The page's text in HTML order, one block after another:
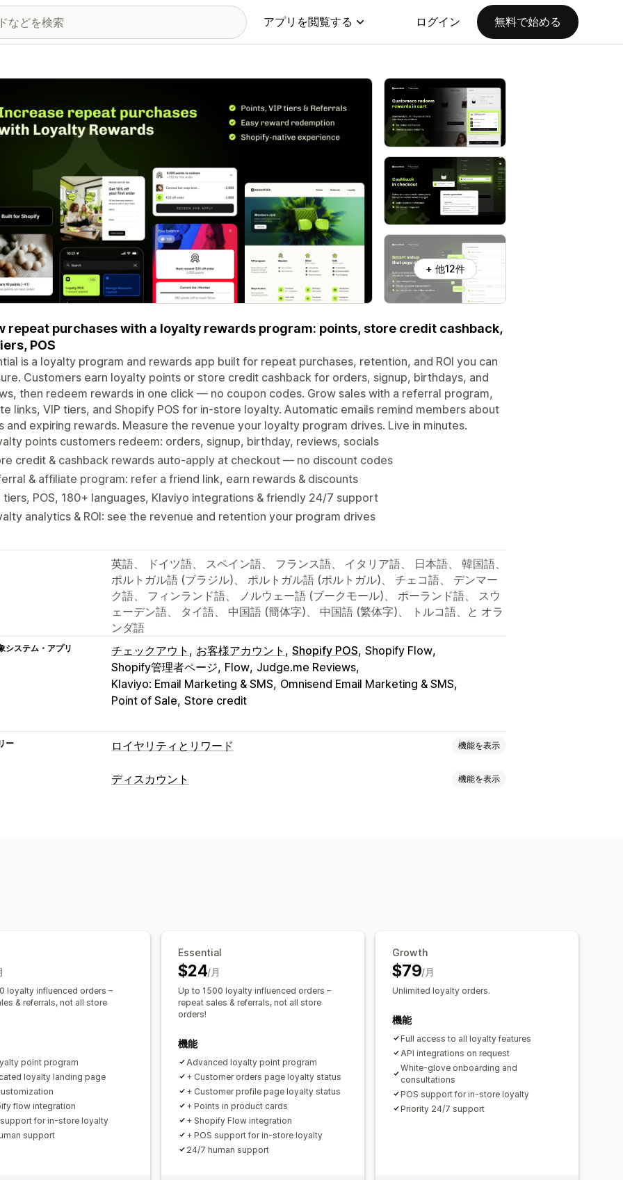
アプリを閲覧する ログイン 無料で始める
画像ギャラリー
+ 他12件
repeat purchases with a loyalty rewards program: points, store credit cashback,
POS
is a loyalty program and rewards app built for repeat purchases, retention, and ROI you can
Customers earn loyalty points or store credit cashback for orders, signup, birthdays, and
then redeem rewards in one click — no coupon codes. Grow sales with a referral program,
links, VIP tiers, and Shopify POS for in-store loyalty. Automatic emails remind members about
and expiring rewards. Measure the revenue your loyalty program drives. Live in minutes.
points customers redeem: orders, signup, birthday, reviews, socials
credit & cashback rewards auto-apply at checkout — no discount codes
& affiliate program: refer a friend link, earn rewards & discounts
tiers, POS, 180+ languages, Klaviyo integrations & friendly 24/7 support
analytics & ROI: see the revenue and retention your program drives
英語、 ドイツ語、 スペイン語、 フランス語、 イタリア語、 日本語、 韓国語、
ポルトガル語 (ブラジル)、 ポルトガル語 (ポルトガル)、 チェコ語、 デンマー
ク語、 フィンランド語、 ノルウェー語 (ブークモール)、 ポーランド語、 スウ
ェーデン語、 タイ語、 中国語 (簡体字)、 中国語 (繁体字)、 トルコ語、と オラ
ンダ語
システム・アプリ チェックアウト お客様アカウント Shopify POS Shopify Flow
Shopify管理者ページ Flow Judge.me Reviews
Klaviyo: Email Marketing & SMS Omnisend Email Marketing & SMS
Point of Sale Store credit
ー ロイヤリティとリワード 機能を表示
プログラムの種類
ディスカウント 機能を表示
編集ツール
ディスカウントの組み合わせ
loyalty influenced orders​ –
& referrals, not all store
point program
loyalty landing page​
flow integration
support for in-store loyalty
support
Essential
$24/月
Up to 1500 loyalty influenced orders​ –
repeat sales & referrals, not all store
orders!
機能
Advanced loyalty point program
+ Customer orders page loyalty status
+ Customer profile page loyalty status
+ Points in product cards
+ Shopify Flow integration
+ POS support for in-store loyalty
24/7 human support
Growth
$79/月
Unlimited loyalty orders​.
機能
Full access to all loyalty features
API integrations on request
White-glove onboarding and
consultations
POS support for in-store loyalty
Priority 24/7 support